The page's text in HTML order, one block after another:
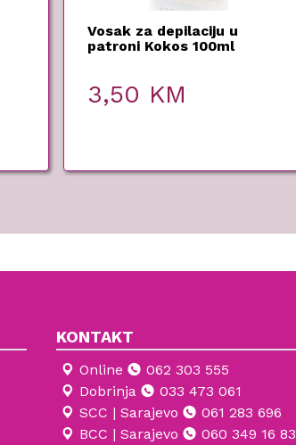
Vosak za depilaciju u
patroni Kokos 100ml
3,50 KM
KONTAKT
Online
062 303 555
Dobrinja
033 473 061
SCC | Sarajevo
061 283 696
BCC | Sarajevo
060 349 16 83